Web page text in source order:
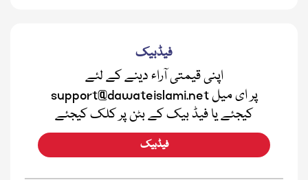
فیڈبیک
اپنی قیمتی آراء دینے کے لئے
support@dawateislami.net پر ای میل
کیجئے یا فیڈ بیک کے بٹن پر کلک کیجئے
فیڈبیک